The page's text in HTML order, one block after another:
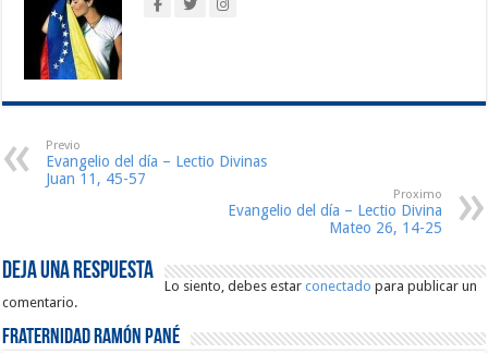
Previo
Evangelio del día – Lectio Divinas
Juan 11, 45-57
Proximo
Evangelio del día – Lectio Divina
Mateo 26, 14-25
Deja una respuesta
Lo siento, debes estarconectado para publicar un
comentario.
Fraternidad Ramón Pané